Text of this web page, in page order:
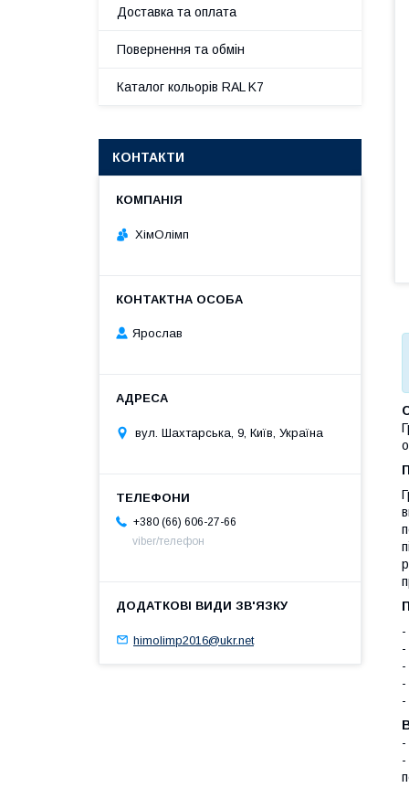
-
-
-
-
-
-
-
Доставка та оплата
Повернення та обмін
Каталог кольорів RAL K7
КОНТАКТИ
ХімОлімп
Ярослав
вул. Шахтарська, 9, Київ, Україна
+380 (66) 606-27-66
viber/телефон
himolimp2016@ukr.net